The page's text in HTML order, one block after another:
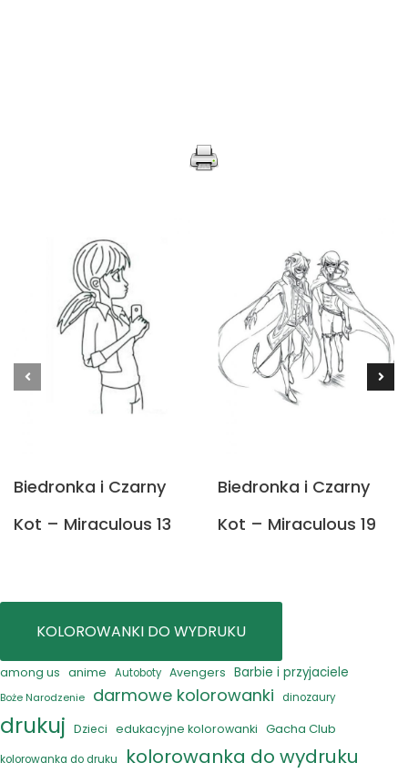
Biedronka i Czarny
Kot – Miraculous 13
Biedronka i Czarny
Kot – Miraculous 19
KOLOROWANKI DO WYDRUKU
among us anime Autoboty Avengers Barbie i przyjaciele
Boże Narodzenie darmowe kolorowanki dinozaury
drukuj Dzieci edukacyjne kolorowanki Gacha Club
kolorowanka do druku kolorowanka do wydruku